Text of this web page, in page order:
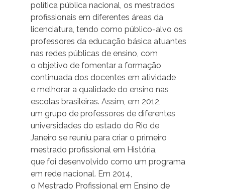
política pública nacional, os mestrados
profissionais em diferentes áreas da
licenciatura, tendo como público-alvo os
professores da educação básica atuantes
nas redes públicas de ensino, com
o objetivo de fomentar a formação
continuada dos docentes em atividade
e melhorar a qualidade do ensino nas
escolas brasileiras. Assim, em 2012,
um grupo de professores de diferentes
universidades do estado do Rio de
Janeiro se reuniu para criar o primeiro
mestrado profissional em História,
que foi desenvolvido como um programa
em rede nacional. Em 2014,
o Mestrado Profissional em Ensino de